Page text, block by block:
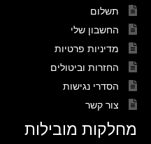
תשלום
החשבון שלי
מדיניות פרטיות
החזרות וביטולים
הסדרי נגישות
צור קשר
מחלקות מובילות